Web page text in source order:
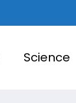
Science